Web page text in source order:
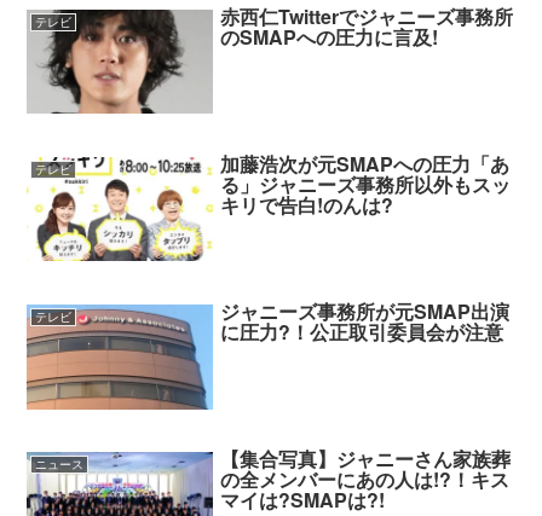
テレビ 赤西仁Twitterでジャニーズ事務所
のSMAPへの圧力に言及!
テレビ 加藤浩次が元SMAPへの圧力「あ
る」ジャニーズ事務所以外もスッ
キリで告白!のんは?
テレビ ジャニーズ事務所が元SMAP出演
に圧力?！公正取引委員会が注意
ニュース 【集合写真】ジャニーさん家族葬
の全メンバーにあの人は!?！キス
マイは?SMAPは?!